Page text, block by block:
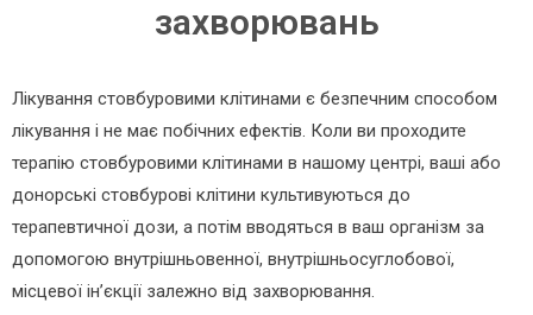
захворювань
Лікування стовбуровими клітинами є безпечним способом
лікування і не має побічних ефектів. Коли ви проходите
терапію стовбуровими клітинами в нашому центрі, ваші або
донорські стовбурові клітини культивуються до
терапевтичної дози, а потім вводяться в ваш організм за
допомогою внутрішньовенної, внутрішньосуглобової,
місцевої ін’єкції залежно від захворювання.